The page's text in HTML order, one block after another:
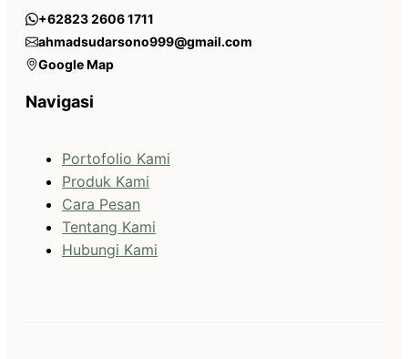
+62823 2606 1711
ahmadsudarsono999@gmail.com
Google Map
Navigasi
Portofolio Kami
Produk Kami
Cara Pesan
Tentang Kami
Hubungi Kami